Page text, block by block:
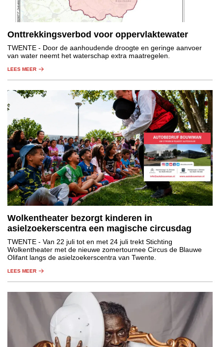
Onttrekkingsverbod voor oppervlaktewater
TWENTE - Door de aanhoudende droogte en geringe aanvoer
van water neemt het waterschap extra maatregelen.
LEES MEER
Wolkentheater bezorgt kinderen in
asielzoekerscentra een magische circusdag
TWENTE - Van 22 juli tot en met 24 juli trekt Stichting
Wolkentheater met de nieuwe zomertournee Circus de Blauwe
Olifant langs de asielzoekerscentra van Twente.
LEES MEER